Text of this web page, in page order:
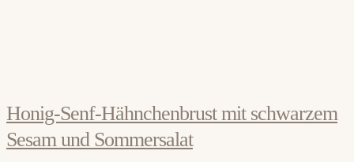
Honig-Senf-Hähnchenbrust mit schwarzem
Sesam und Sommersalat